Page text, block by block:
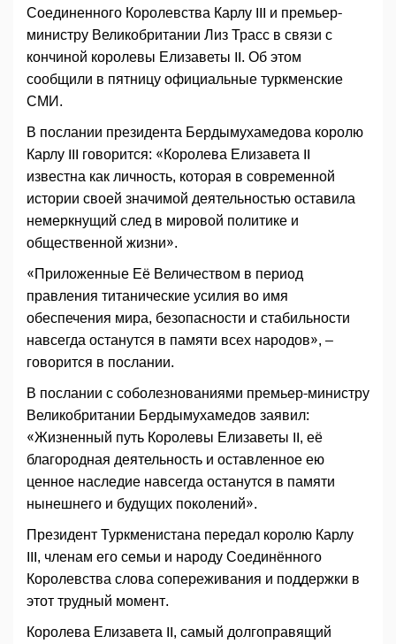
Соединенного Королевства Карлу III и премьер-
министру Великобритании Лиз Трасс в связи с
кончиной королевы Елизаветы II. Об этом
сообщили в пятницу официальные туркменские
СМИ.
В послании президента Бердымухамедова королю
Карлу III говорится: «Королева Елизавета II
известна как личность, которая в современной
истории своей значимой деятельностью оставила
немеркнущий след в мировой политике и
общественной жизни».
«Приложенные Её Величеством в период
правления титанические усилия во имя
обеспечения мира, безопасности и стабильности
навсегда останутся в памяти всех народов», –
говорится в послании.
В послании с соболезнованиями премьер-министру
Великобритании Бердымухамедов заявил:
«Жизненный путь Королевы Елизаветы II, её
благородная деятельность и оставленное ею
ценное наследие навсегда останутся в памяти
нынешнего и будущих поколений».
Президент Туркменистана передал королю Карлу
III, членам его семьи и народу Соединённого
Королевства слова сопереживания и поддержки в
этот трудный момент.
Королева Елизавета II, самый долгоправящий